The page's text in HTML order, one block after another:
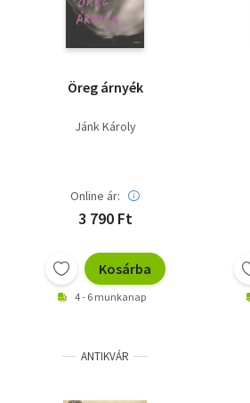
Öreg árnyék
Jánk Károly
Online ár:
3 790 Ft
Kosárba
4 - 6 munkanap
ANTIKVÁR